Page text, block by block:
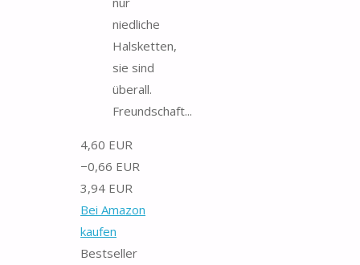
niedliche
Halsketten,
sie sind
überall.
Freundschaft...
4,60 EUR
−0,66 EUR
3,94 EUR
Bei Amazon
kaufen
Bestseller